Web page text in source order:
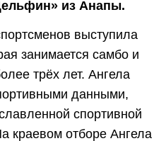
из Анапы.
выступила
занимается самбо и
трёх лет. Ангела
данными,
спортивной
краевом отборе Ангела